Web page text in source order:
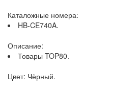
Каталожные номера:
HB-CE740A.
Описание:
Товары TOP80.
Цвет: Чёрный.